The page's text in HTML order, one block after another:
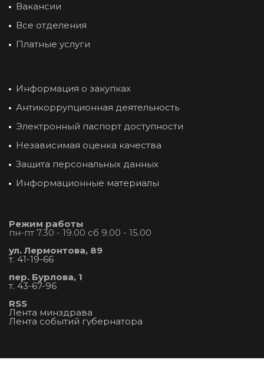
Вакансии
Все отделения
Платные услуги
Информация о закупках
Антикоррупционная деятельность
Электронный паспорт доступности
Независимая оценка качества
Защита персональных данных
Информационные материалы
Режим работы
пн-пт 7.30 - 19.00 сб 9.00 - 15.00
ул. Лермонтова, 89
т. 41-19-66
пер. Бурлова, 1
т. 43-67-96
RSS
Лента минздрава
Лента событий губернатора